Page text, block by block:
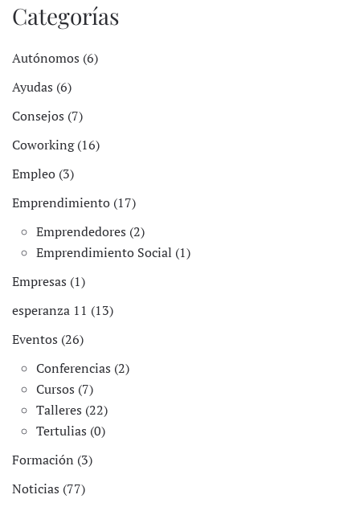
Categorías
Autónomos (6)
Ayudas (6)
Consejos (7)
Coworking (16)
Empleo (3)
Emprendimiento (17)
Emprendedores (2)
Emprendimiento Social (1)
Empresas (1)
esperanza 11 (13)
Eventos (26)
Conferencias (2)
Cursos (7)
Talleres (22)
Tertulias (0)
Formación (3)
Noticias (77)